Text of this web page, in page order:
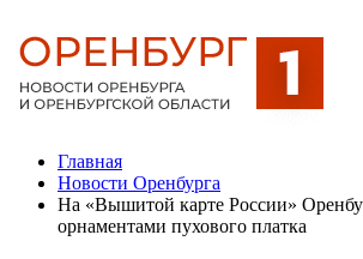
Главная
Новости Оренбурга
На «Вышитой карте России»
орнаментами пухового платка